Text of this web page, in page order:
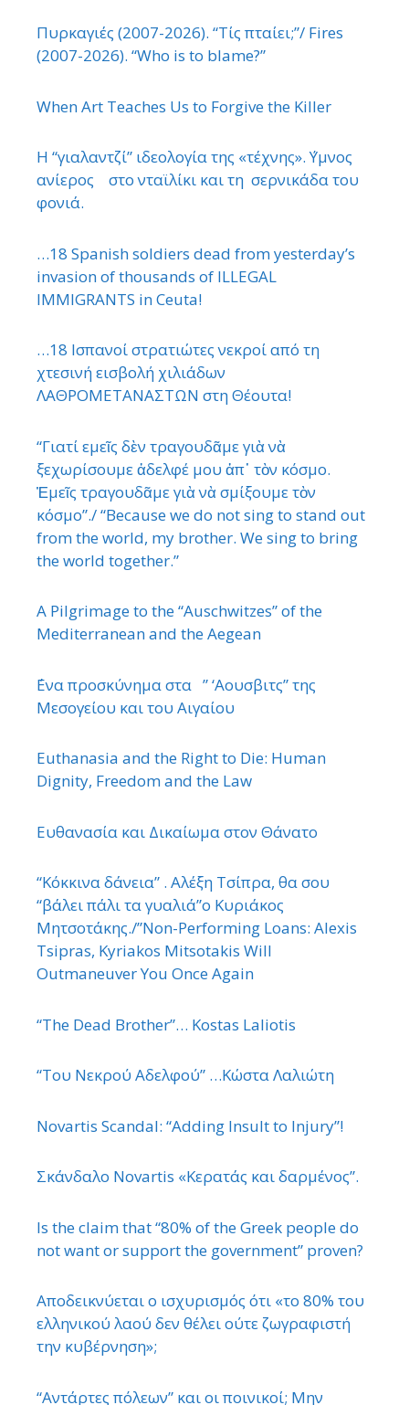
Πυρκαγιές (2007-2026). “Τίς πταίει;”/ Fires
(2007-2026). “Who is to blame?”
When Art Teaches Us to Forgive the Killer
Η “γιαλαντζί” ιδεολογία της «τέχνης». ΄Υμνος
ανίερος στο νταϊλίκι και τη σερνικάδα του
φονιά.
…18 Spanish soldiers dead from yesterday’s
invasion of thousands of ILLEGAL
IMMIGRANTS in Ceuta!
…18 Ισπανοί στρατιώτες νεκροί από τη
χτεσινή εισβολή χιλιάδων
ΛΑΘΡΟΜΕΤΑΝΑΣΤΩΝ στη Θέουτα!
“Γιατί εμεῖς δὲν τραγουδᾶμε γιὰ νὰ
ξεχωρίσουμε ἀδελφέ μου ἀπ᾿ τὸν κόσμο.
Ἐμεῖς τραγουδᾶμε γιὰ νὰ σμίξουμε τὸν
κόσμο”./ “Because we do not sing to stand out
from the world, my brother. We sing to bring
the world together.”
A Pilgrimage to the “Auschwitzes” of the
Mediterranean and the Aegean
΄Ενα προσκύνημα στα ” ‘Αουσβιτς” της
Μεσογείου και του Αιγαίου
Euthanasia and the Right to Die: Human
Dignity, Freedom and the Law
Ευθανασία και Δικαίωμα στον Θάνατο
“Κόκκινα δάνεια” . Αλέξη Τσίπρα, θα σου
“βάλει πάλι τα γυαλιά”ο Κυριάκος
Μητσοτάκης./”Non-Performing Loans: Alexis
Tsipras, Kyriakos Mitsotakis Will
Outmaneuver You Once Again
“The Dead Brother”… Kostas Laliotis
“Του Νεκρού Αδελφού” …Κώστα Λαλιώτη
Novartis Scandal: “Adding Insult to Injury”!
Σκάνδαλο Novartis «Κερατάς και δαρμένος”.
Is the claim that “80% of the Greek people do
not want or support the government” proven?
Αποδεικνύεται ο ισχυρισμός ότι «το 80% του
ελληνικού λαού δεν θέλει ούτε ζωγραφιστή
την κυβέρνηση»;
“Αντάρτες πόλεων” και οι ποινικοί; Μην